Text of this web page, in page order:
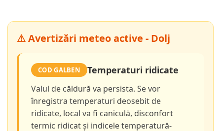
⚠ Avertizări meteo active - Dolj
COD GALBEN Temperaturi ridicate
Valul de căldură va persista. Se vor
înregistra temperaturi deosebit de
ridicate, local va fi caniculă, disconfort
termic ridicat și indicele temperatură-